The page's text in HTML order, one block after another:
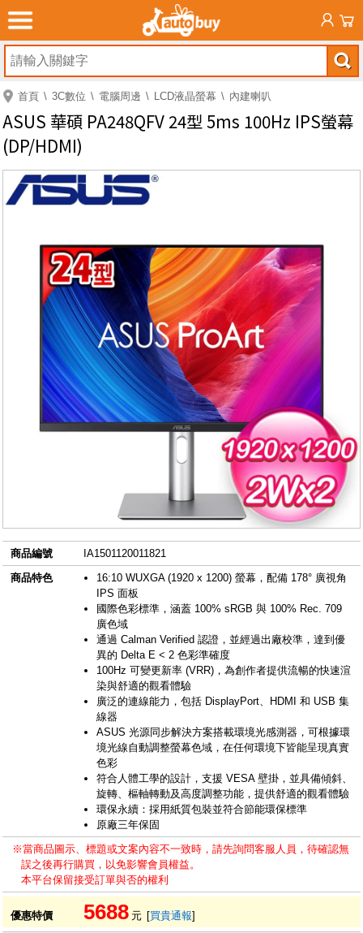
首頁 3C數位 電腦周邊 LCD液晶螢幕 內建喇叭
ASUS 華碩 PA248QFV 24型 5ms 100Hz IPS螢幕
(DP/HDMI)
商品編號
IA1501120011821
商品特色
16:10 WUXGA (1920 x 1200) 螢幕，配備 178° 廣視角
IPS 面板
國際色彩標準，涵蓋 100% sRGB 與 100% Rec. 709
廣色域
通過 Calman Verified 認證，並經過出廠校準，達到優
異的 Delta E < 2 色彩準確度
100Hz 可變更新率 (VRR)，為創作者提供流暢的快速渲
染與舒適的觀看體驗
廣泛的連線能力，包括 DisplayPort、HDMI 和 USB 集
線器
ASUS 光源同步解決方案搭載環境光感測器，可根據環
境光線自動調整螢幕色域，在任何環境下皆能呈現真實
色彩
符合人體工學的設計，支援 VESA 壁掛，並具備傾斜、
旋轉、樞軸轉動及高度調整功能，提供舒適的觀看體驗
環保永續：採用紙質包裝並符合節能環保標準
原廠三年保固
※當商品圖示、標題或文案內容不一致時，請先詢問客服人員，待確認無
誤之後再行購買，以免影響會員權益。
本平台保留接受訂單與否的權利
優惠特價 5688 元 [買貴通報]